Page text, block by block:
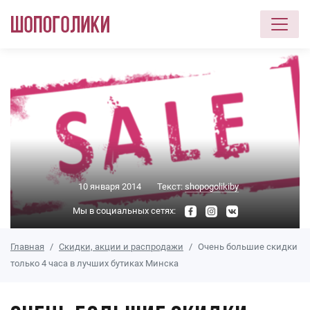
10 января 2014 Текст: shopogolikiby
Мы в социальных сетях:
Главная Скидки, акции и распродажи
Очень большие скидки
только 4 часа в лучших бутиках Минска